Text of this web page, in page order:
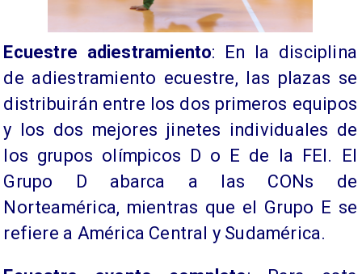
Ecuestre adiestramiento: En la disciplina
de adiestramiento ecuestre, las plazas se
distribuirán entre los dos primeros equipos
y los dos mejores jinetes individuales de
los grupos olímpicos D o E de la FEI. El
Grupo D abarca a las CONs de
Norteamérica, mientras que el Grupo E se
refiere a América Central y Sudamérica.